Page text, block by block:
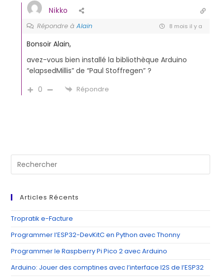
Nikko
Répondre àAlain 8 mois il y a
Bonsoir Alain,
avez-vous bien installé la bibliothèque Arduino
“elapsedMillis” de “Paul Stoffregen” ?
0
Répondre
Articles Récents
Tropratik e-Facture
Programmer l’ESP32-DevKitC en Python avec Thonny
Programmer le Raspberry Pi Pico 2 avec Arduino
Arduino: Jouer des comptines avec l’interface I2S de l’ESP32